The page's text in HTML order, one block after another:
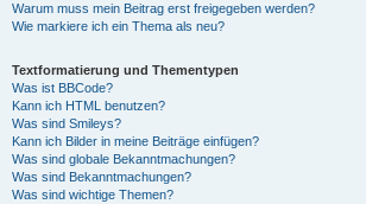
Warum muss mein Beitrag erst freigegeben werden?
Wie markiere ich ein Thema als neu?
Textformatierung und Thementypen
Was ist BBCode?
Kann ich HTML benutzen?
Was sind Smileys?
Kann ich Bilder in meine Beiträge einfügen?
Was sind globale Bekanntmachungen?
Was sind Bekanntmachungen?
Was sind wichtige Themen?